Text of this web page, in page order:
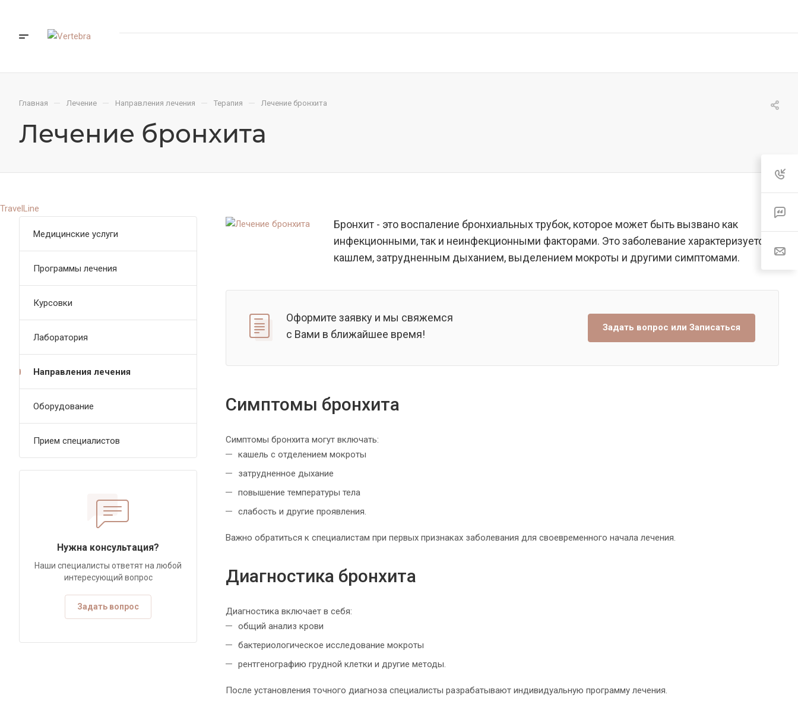
Главная — Лечение — Направления лечения — Терапия — Лечение бронхита
Лечение бронхита
TravelLine
Бронхит - это воспаление бронхиальных трубок, которое может быть вызвано как
инфекционными, так и неинфекционными факторами. Это заболевание характеризуется
кашлем, затрудненным дыханием, выделением мокроты и другими симптомами.
Оформите заявку и мы свяжемся
с Вами в ближайшее время!
Задать вопрос или Записаться
Симптомы бронхита
Симптомы бронхита могут включать:
кашель с отделением мокроты
затрудненное дыхание
повышение температуры тела
слабость и другие проявления.
Важно обратиться к специалистам при первых признаках заболевания для своевременного начала лечения.
Диагностика бронхита
Диагностика включает в себя:
общий анализ крови
бактериологическое исследование мокроты
рентгенографию грудной клетки и другие методы.
После установления точного диагноза специалисты разрабатывают индивидуальную программу лечения.
Медицинские услуги
Программы лечения
Курсовки
Лаборатория
Направления лечения
Оборудование
Прием специалистов
Нужна консультация?
Наши специалисты ответят на любой
интересующий вопрос
Задать вопрос